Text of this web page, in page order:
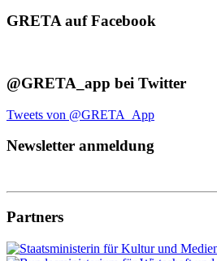
GRETA auf Facebook
@GRETA_app bei Twitter
Tweets von @GRETA_App
Newsletter anmeldung
Partners